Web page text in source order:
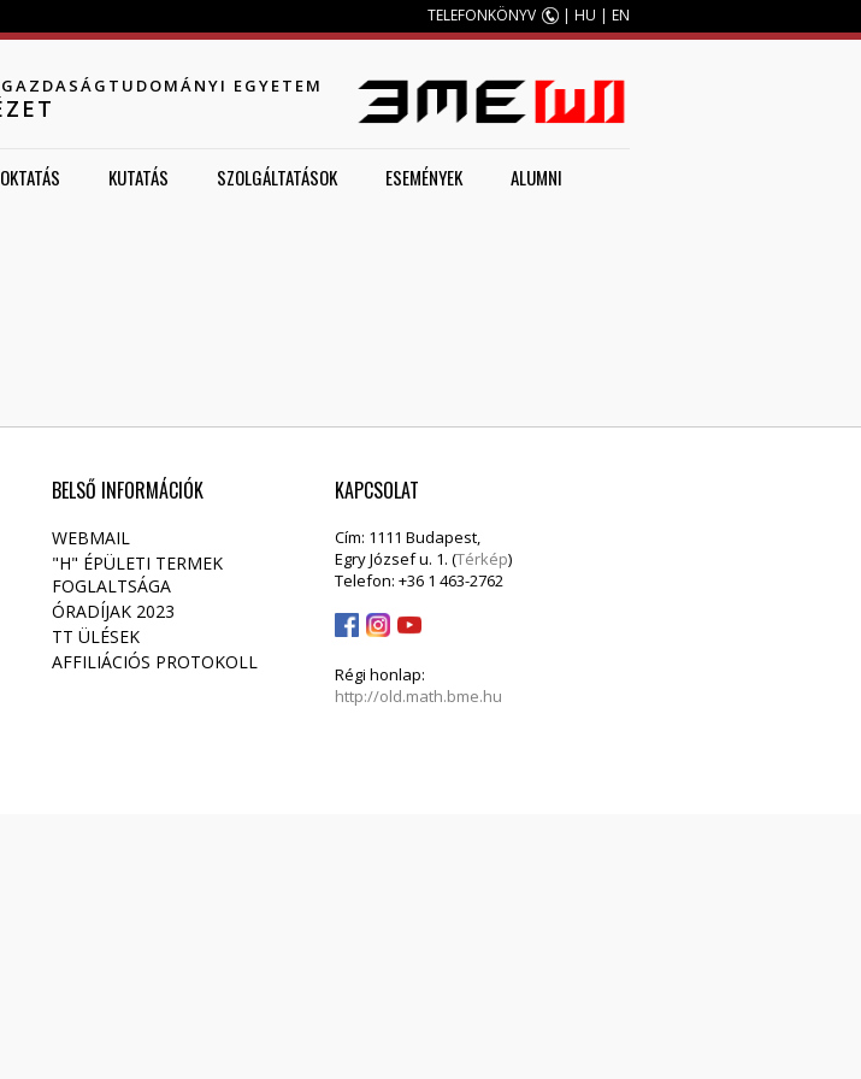
TELEFONKÖNYV | HU | EN
EGYETEM
OKTATÁS KUTATÁS SZOLGÁLTATÁSOK ESEMÉNYEK ALUMNI
BELSŐ INFORMÁCIÓK
WEBMAIL
"H" ÉPÜLETI TERMEK
FOGLALTSÁGA
ÓRADÍJAK 2023
TT ÜLÉSEK
AFFILIÁCIÓS PROTOKOLL
KAPCSOLAT
Cím: 1111 Budapest,
Egry József u. 1. (Térkép)
Telefon: +36 1 463-2762
Régi honlap:
http://old.math.bme.hu